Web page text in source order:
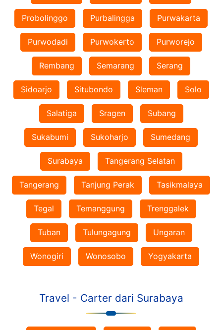
Probolinggo Purbalingga Purwakarta
Purwodadi Purwokerto Purworejo
Rembang Semarang Serang
Sidoarjo Situbondo Sleman Solo
Salatiga Sragen Subang
Sukabumi Sukoharjo Sumedang
Surabaya Tangerang Selatan
Tangerang Tanjung Perak Tasikmalaya
Tegal Temanggung Trenggalek
Tuban Tulungagung Ungaran
Wonogiri Wonosobo Yogyakarta
Travel - Carter dari Surabaya